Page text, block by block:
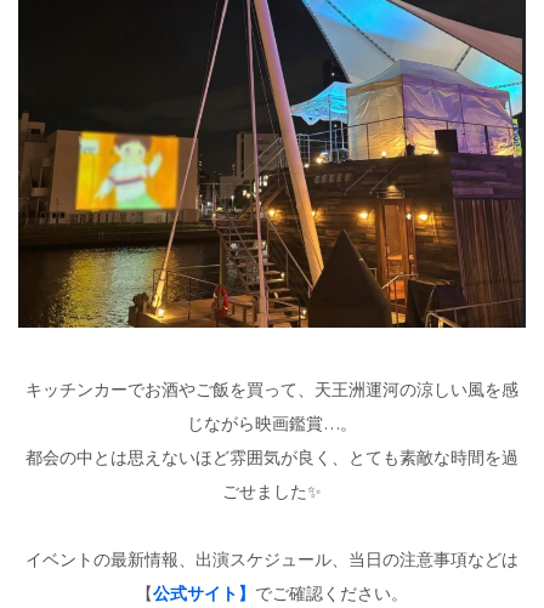
キッチンカーでお酒やご飯を買って、天王洲運河の涼しい風を感
じながら映画鑑賞…。
都会の中とは思えないほど雰囲気が良く、とても素敵な時間を過
ごせました✨
イベントの最新情報、出演スケジュール、当日の注意事項などは
【公式サイト】 でご確認ください。